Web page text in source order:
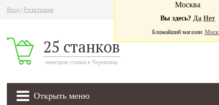
Вход Регистрация
25 станков
немецкие станки в Череповце
Открыть меню
Москва
Вы здесь? Да Нет
Ближайший магазин: